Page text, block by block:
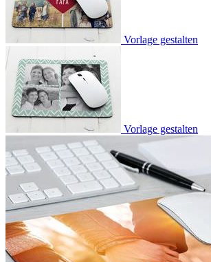
Vorlage gestalten
Vorlage gestalten